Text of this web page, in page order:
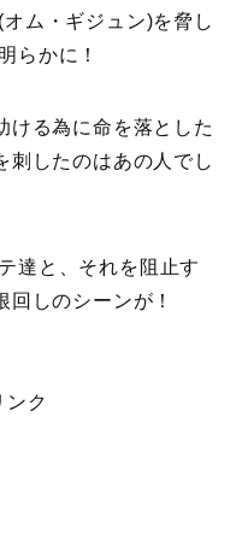
ム・ギジュン)を脅し
らかに！
ける為に命を落とした
刺したのはあの人でし
達と、それを阻止す
しのシーンが！
ンク